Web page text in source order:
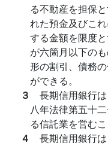
る不動産を担保
れた預金及びこ
する金額を限度
が六箇月以下の
形の割引、債務
ができる。
３ 長期信用銀行
八年法律第五十
る信託業を営むこ
４ 長期信用銀行